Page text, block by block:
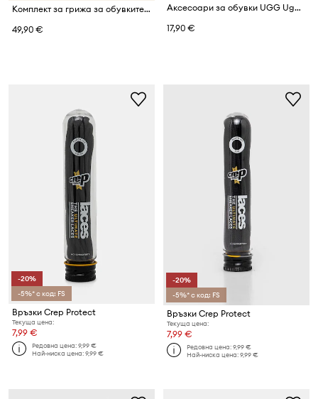
Комплект за грижа за обувките Blundstone
49,90 €
Аксесоари за обувки UGG Ugg Cleaner & Conditioner
17,90 €
-20%
-5%* с код: FS
Връзки Crep Protect
Текуща цена:
7,99 €
Редовна цена:9,99 €
Най-ниска цена:9,99 €
-20%
-5%* с код: FS
Връзки Crep Protect
Текуща цена:
7,99 €
Редовна цена:9,99 €
Най-ниска цена:9,99 €